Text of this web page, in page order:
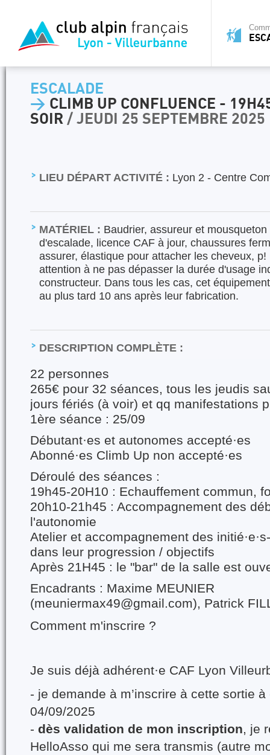
ESCALADE
> CLIMB UP CONFLUENCE -
SOIR / JEUDI 25 SEPTEMBRE 2025
LIEU DÉPART ACTIVITÉ : Lyon 2 - Centre
MATÉRIEL : Baudrier, assureur et
d'escalade, licence CAF à jour, chaussures
assurer, élastique pour attacher les cheveux,
attention à ne pas dépasser la durée d'usage
constructeur. Dans tous les cas, cet
au plus tard 10 ans après leur fabrication.
DESCRIPTION COMPLÈTE :
22 personnes
265€ pour 32 séances, tous les jeudis
jours fériés (à voir) et qq manifestations
1ère séance : 25/09
Débutant·es et autonomes accepté·es
Abonné·es Climb Up non accepté·es
Déroulé des séances :
19h45-20H10 : Echauffement commun,
20h10-21h45 : Accompagnement des
l'autonomie
Atelier et accompagnement des
dans leur progression / objectifs
Après 21H45 : le "bar" de la salle est
Encadrants : Maxime MEUNIER
(meuniermax49@gmail.com), Patrick
Comment m'inscrire ?
Je suis déjà adhérent·e CAF Lyon
- je demande à m’inscrire à cette sortie
04/09/2025
- dès validation de mon inscription, je
HelloAsso qui me sera transmis (autre